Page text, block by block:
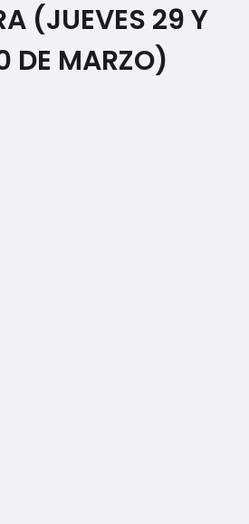
(JUEVES 29 Y
DE MARZO)